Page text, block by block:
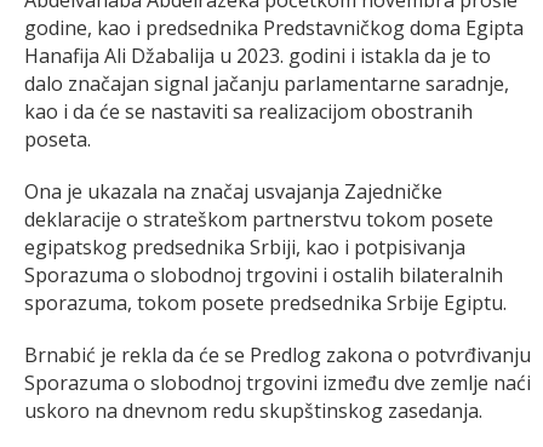
godine, kao i predsednika Predstavničkog doma Egipta
Hanafija Ali Džabalija u 2023. godini i istakla da je to
dalo značajan signal jačanju parlamentarne saradnje,
kao i da će se nastaviti sa realizacijom obostranih
poseta.
Ona je ukazala na značaj usvajanja Zajedničke
deklaracije o strateškom partnerstvu tokom posete
egipatskog predsednika Srbiji, kao i potpisivanja
Sporazuma o slobodnoj trgovini i ostalih bilateralnih
sporazuma, tokom posete predsednika Srbije Egiptu.
Brnabić je rekla da će se Predlog zakona o potvrđivanju
Sporazuma o slobodnoj trgovini između dve zemlje naći
uskoro na dnevnom redu skupštinskog zasedanja.